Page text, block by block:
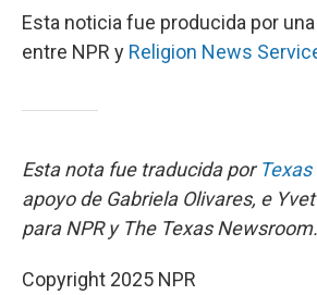
Esta noticia fue producida por
entre NPR y Religion News
Esta nota fue traducida por
apoyo de Gabriela Olivares, e
para NPR y The Texas Newsroom.
Copyright 2025 NPR